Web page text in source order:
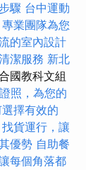
驟 台中運動
業團隊為您
的室內設計
潔服務 新北
國教科文組
照，為您的
擇有效的
找貨運行，讓
優勢 自助餐
每個角落都